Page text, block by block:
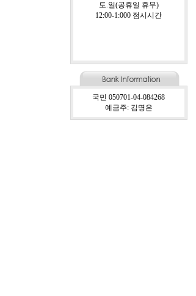
토.일(공휴일 휴무)
12:00-1:000 점시시간
국민 050701-04-084268
예금주: 김명은